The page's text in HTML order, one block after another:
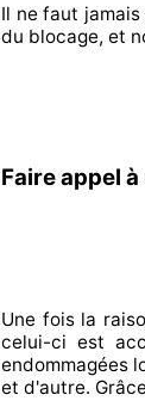
Il ne faut
du blocage, et
Faire appel
Une fois la
celui-ci est
endommagées
et d'autre.